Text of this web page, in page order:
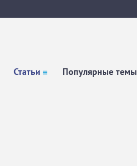
Статьи Популярные темы